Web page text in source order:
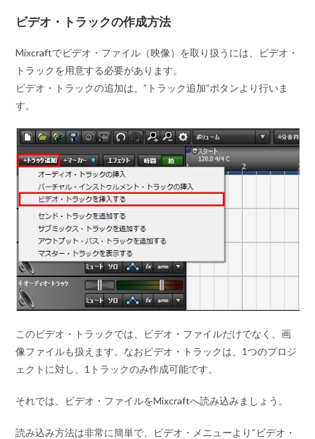
ビデオ・トラックの作成方法
Mixcraftでビデオ・ファイル（映像）を取り扱うには、ビデオ・
トラックを用意する必要があります。
ビデオ・トラックの追加は、”トラック追加”ボタンより行いま
す。
このビデオ・トラックでは、ビデオ・ファイルだけでなく、画
像ファイルも扱えます。なおビデオ・トラックは、1つのプロジ
ェクトに対し、1トラックのみ作成可能です。
それでは、ビデオ・ファイルをMixcraftへ読み込みましょう。
読み込み方法は非常に簡単で、ビデオ・メニューより “ビデオ・